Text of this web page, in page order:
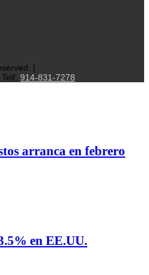
|
Telf. 914-831-7278
arranca en febrero
en EE.UU.